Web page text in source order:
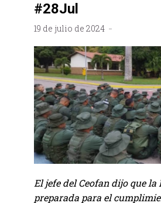
#28Jul
19 de julio de 2024
El jefe del Ceofan dijo que la
preparada para el